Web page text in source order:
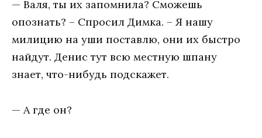
— Валя, ты их запомнила? Сможешь
опознать? – Спросил Димка. – Я нашу
милицию на уши поставлю, они их быстро
найдут. Денис тут всю местную шпану
знает, что-нибудь подскажет.
— А где он?